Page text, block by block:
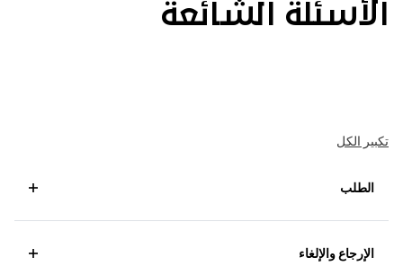
الأسئلة الشائعة
تكبير الكل
الطلب
الإرجاع والإلغاء